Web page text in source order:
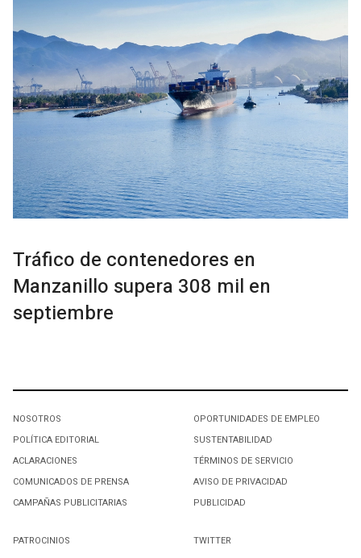
Tráfico de contenedores en
Manzanillo supera 308 mil en
septiembre
NOSOTROS
POLÍTICA EDITORIAL
ACLARACIONES
COMUNICADOS DE PRENSA
CAMPAÑAS PUBLICITARIAS
OPORTUNIDADES DE EMPLEO
SUSTENTABILIDAD
TÉRMINOS DE SERVICIO
AVISO DE PRIVACIDAD
PUBLICIDAD
PATROCINIOS
TWITTER